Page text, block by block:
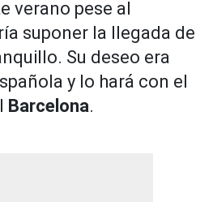
verano pese al
suponer la llegada de
Su deseo era
y lo hará con el
Barcelona.